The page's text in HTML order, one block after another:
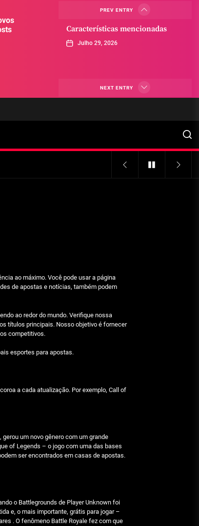
PREV ENTRY
Características mencionadas
Julho 29, 2026
Máquinas de jogo online
Tiki Tumble são grandes
Características mencionadas
Julho 29, 2026
Máquinas de jogo online
Julho 29, 2026
Julho 29, 2026
NEXT ENTRY
ao máximo. Você pode usar a página
de apostas e notícias, também podem
ao redor do mundo. Verifique nossa
títulos principais. Nosso objetivo é fornecer
competitivos.
esportes para apostas.
a cada atualização. Por exemplo, Call of
um novo gênero com um grande
of Legends – o jogo com uma das bases
ser encontrados em casas de apostas.
o Battlegrounds de Player Unknown foi
e, o mais importante, grátis para jogar –
. O fenômeno Battle Royale fez com que